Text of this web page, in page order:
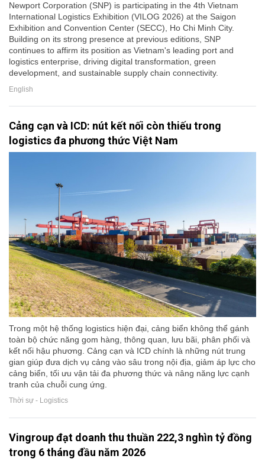
Newport Corporation (SNP) is participating in the 4th Vietnam
International Logistics Exhibition (VILOG 2026) at the Saigon
Exhibition and Convention Center (SECC), Ho Chi Minh City.
Building on its strong presence at previous editions, SNP
continues to affirm its position as Vietnam's leading port and
logistics enterprise, driving digital transformation, green
development, and sustainable supply chain connectivity.
English
Cảng cạn và ICD: nút kết nối còn thiếu trong
logistics đa phương thức Việt Nam
Trong một hệ thống logistics hiện đại, cảng biển không thể gánh
toàn bộ chức năng gom hàng, thông quan, lưu bãi, phân phối và
kết nối hậu phương. Cảng cạn và ICD chính là những nút trung
gian giúp đưa dịch vụ cảng vào sâu trong nội địa, giảm áp lực cho
cảng biển, tối ưu vận tải đa phương thức và nâng năng lực cạnh
tranh của chuỗi cung ứng.
Thời sự - Logistics
Vingroup đạt doanh thu thuần 222,3 nghìn tỷ đồng
trong 6 tháng đầu năm 2026